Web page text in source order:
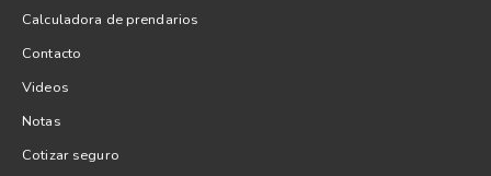
Calculadora de prendarios
Contacto
Videos
Notas
Cotizar seguro